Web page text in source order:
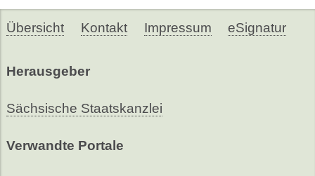
Übersicht Kontakt Impressum eSignatur
Herausgeber
Sächsische Staatskanzlei
Verwandte Portale